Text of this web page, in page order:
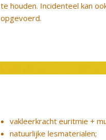
te houden. Incidenteel kan
opgevoerd.
vakleerkracht euritmie +
natuurlijke lesmaterialen;